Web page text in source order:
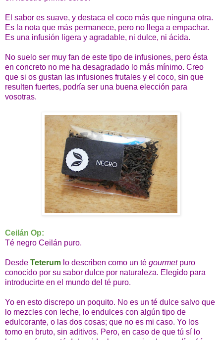
El sabor es suave, y destaca el coco más que ninguna otra.
Es la nota que más permanece, pero no llega a empachar.
Es una infusión ligera y agradable, ni dulce, ni ácida.
No suelo ser muy fan de este tipo de infusiones, pero ésta
en concreto no me ha desagradado lo más mínimo. Creo
que si os gustan las infusiones frutales y el coco, sin que
resulten fuertes, podría ser una buena elección para
vosotras.
Ceilán Op:
Té negro Ceilán puro.
Desde Teterum lo describen como un té gourmetpuro
conocido por su sabor dulce por naturaleza. Elegido para
introducirte en el mundo del té puro.
Yo en esto discrepo un poquito. No es un té dulce salvo que
lo mezcles con leche, lo endulces con algún tipo de
edulcorante, o las dos cosas; que no es mi caso. Yo los
tomo en bruto, sin aditivos. Pero, en caso de que tú sí lo